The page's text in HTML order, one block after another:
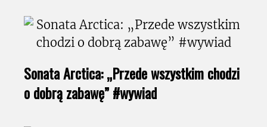
Sonata Arctica: „Przede wszystkim chodzi
o dobrą zabawę” #wywiad